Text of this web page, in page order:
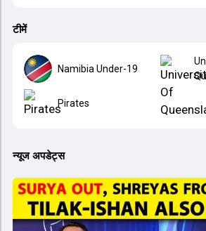
टीमें
Namibia Under-19
Pirates
न्यूज अपडेट्स